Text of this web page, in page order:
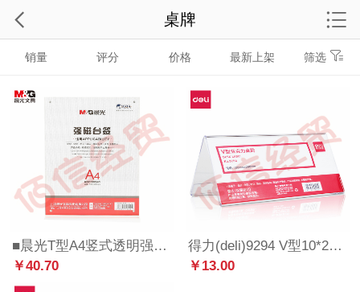
销量 评分 价格 最新上架 筛选
■晨光T型A4竖式透明强磁吸附亚克力桌牌/展示牌/台卡/酒水牌台签 单个装ASC99341
￥40.70
得力(deli)9294 V型10*20cm亚克力桌牌展示牌 双面透明
￥13.00
桌牌